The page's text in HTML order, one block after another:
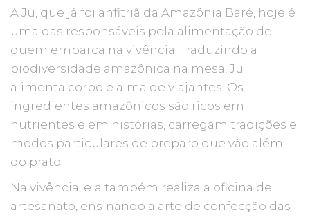
A Ju, que já foi anfitriã da Amazônia Baré, hoje é
uma das responsáveis pela alimentação de
quem embarca na vivência. Traduzindo a
biodiversidade amazônica na mesa, Ju
alimenta corpo e alma de viajantes. Os
ingredientes amazônicos são ricos em
nutrientes e em histórias, carregam tradições e
modos particulares de preparo que vão além
do prato.
Na vivência, ela também realiza a oficina de
artesanato, ensinando a arte de confecção das